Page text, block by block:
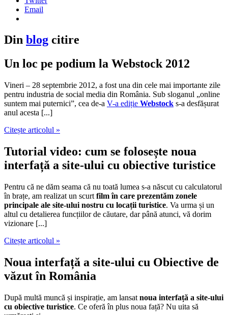
Email
Din blog citire
Un loc pe podium la Webstock 2012
Vineri – 28 septembrie 2012, a fost una din cele mai importante zile
pentru industria de social media din România. Sub sloganul „online
suntem mai puternici”, cea de-a V-a ediție Webstock s-a desfășurat
anul acesta [...]
Citește articolul »
Tutorial video: cum se folosește noua
interfață a site-ului cu obiective turistice
Pentru că ne dăm seama că nu toată lumea s-a născut cu calculatorul
în brațe, am realizat un scurt film în care prezentăm zonele
principale ale site-ului nostru cu locații turistice. Va urma și un
altul cu detalierea funcțiilor de căutare, dar până atunci, vă dorim
vizionare [...]
Citește articolul »
Noua interfață a site-ului cu Obiective de
văzut în România
După multă muncă și inspirație, am lansat noua interfață a site-ului
cu obiective turistice. Ce oferă în plus noua față? Nu uita să